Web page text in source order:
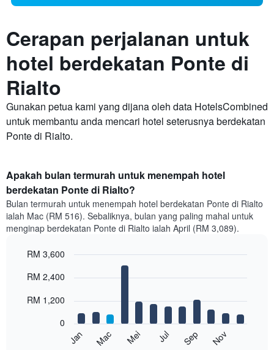
Cerapan perjalanan untuk
hotel berdekatan Ponte di
Rialto
Gunakan petua kami yang dijana oleh data HotelsCombined
untuk membantu anda mencari hotel seterusnya berdekatan
Ponte di Rialto.
Apakah bulan termurah untuk menempah hotel
berdekatan Ponte di Rialto?
Bulan termurah untuk menempah hotel berdekatan Ponte di Rialto
ialah Mac (RM 516). Sebaliknya, bulan yang paling mahal untuk
menginap berdekatan Ponte di Rialto ialah April (RM 3,089).
chart
12
bars.
graphic.
Jan Mac Mei Jul Sep Nov
0
RM 1,200
RM 2,400
RM 3,600